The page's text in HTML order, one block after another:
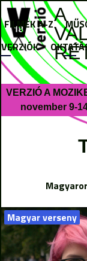
A
VERZIÓ A
november 9-
Magyar verseny
FILMEK A-Z